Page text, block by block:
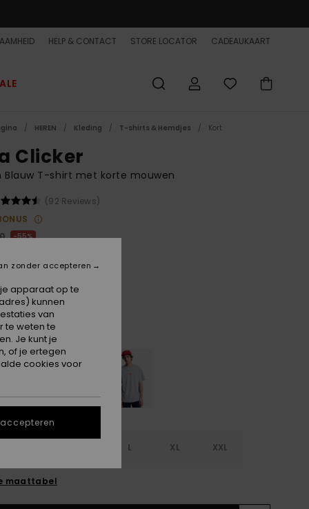
HELP & CONTACT STORE LOCATOR CADEAUKAART
HEREN Kleding T-shirts & Hemdjes Kort
Clicker
Blauw T-shirt met korte mouwen
(92 Reviews)
55%
SALE EXTRA 25% OFF
Blue
L XL XXL
maattabel
apparaat op te
kunnen
van
te weten te
Je kunt je
of je ertegen
cookies voor
zonder accepteren